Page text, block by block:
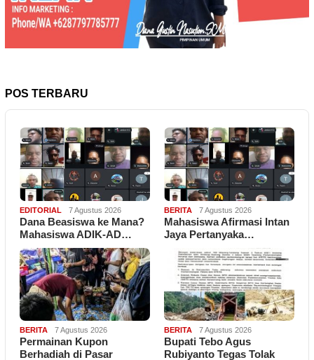
POS TERBARU
EDITORIAL 7 Agustus 2026
Dana Beasiswa ke Mana?
Mahasiswa ADIK-AD…
BERITA 7 Agustus 2026
Mahasiswa Afirmasi Intan
Jaya Pertanyaka…
BERITA 7 Agustus 2026
Permainan Kupon
Berhadiah di Pasar
BERITA 7 Agustus 2026
Bupati Tebo Agus
Rubiyanto Tegas Tolak